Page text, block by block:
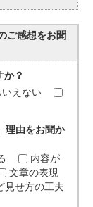
ご感想をお聞
か？
えない
理由をお聞か
内容が
文章の表現
見せ方の工夫